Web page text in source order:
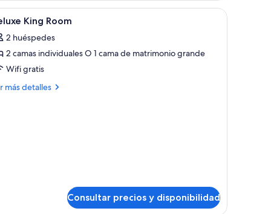
un escritorio, una silla y vistas al exterior.Una habitación de hotel con una cama
4 King Room
2 huéspedes
2 camas individuales O 1 cama de matrimonio grande
Wifi gratis
más detalles
Consultar precios y disponibilidad